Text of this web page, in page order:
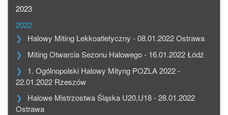
2023
2022
Halowy Miting Lekkoatletyczny - 08.01.2022 Ostrawa
Miting Otwarcia Sezonu Halowego - 16.01.2022 Łódź
1. Ogólnopolski Halowy Mityng POZLA 2022 -
22.01.2022 Rzeszów
Halowe Mistrzostwa Śląska U20,U18 - 28.01.2022
Ostrawa